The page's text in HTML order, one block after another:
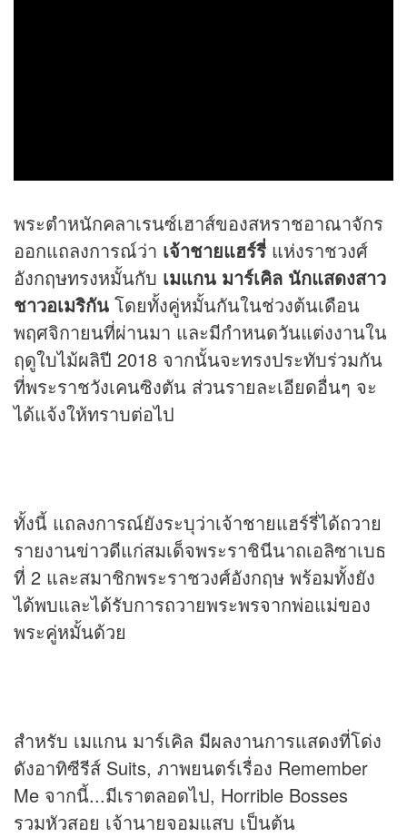
พระตำหนักคลาเรนซ์เฮาส์ของสหราชอาณาจักร
ออกแถลงการณ์ว่า เจ้าชายแฮร์รี่ แห่งราชวงศ์
อังกฤษทรงหมั้นกับ เมแกน มาร์เคิล นักแสดงสาว
ชาวอเมริกัน โดยทั้งคู่หมั้นกันในช่วงต้นเดือน
พฤศจิกายนที่ผ่านมา และมีกำหนดวันแต่งงานใน
ฤดูใบไม้ผลิปี 2018 จากนั้นจะทรงประทับร่วมกัน
ที่พระราชวังเคนซิงตัน ส่วนรายละเอียดอื่นๆ จะ
ได้แจ้งให้ทราบต่อไป
ทั้งนี้ แถลงการณ์ยังระบุว่าเจ้าชายแฮร์รี่ได้ถวาย
รายงานข่าวดีแก่สมเด็จพระราชินีนาถเอลิซาเบธ
ที่ 2 และสมาชิกพระราชวงศ์อังกฤษ พร้อมทั้งยัง
ได้พบและได้รับการถวายพระพรจากพ่อแม่ของ
พระคู่หมั้นด้วย
สำหรับ เมแกน มาร์เคิล มีผลงานการแสดงที่โด่ง
ดังอาทิซีรีส์ Suits, ภาพยนตร์เรื่อง Remember
Me จากนี้...มีเราตลอดไป, Horrible Bosses
รวมหัวสอย เจ้านายจอมแสบ เป็นต้น